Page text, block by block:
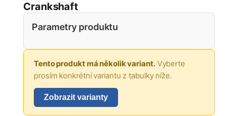
Crankshaft
Parametry produktu
Tento produkt má několik variant.Vyberte
prosím konkrétní variantu z tabulky níže.
Zobrazit varianty